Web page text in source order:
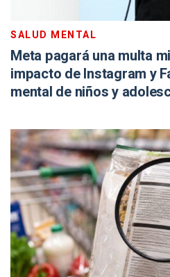
SALUD MENTAL
Meta pagará una multa
impacto de Instagram y
mental de niños y